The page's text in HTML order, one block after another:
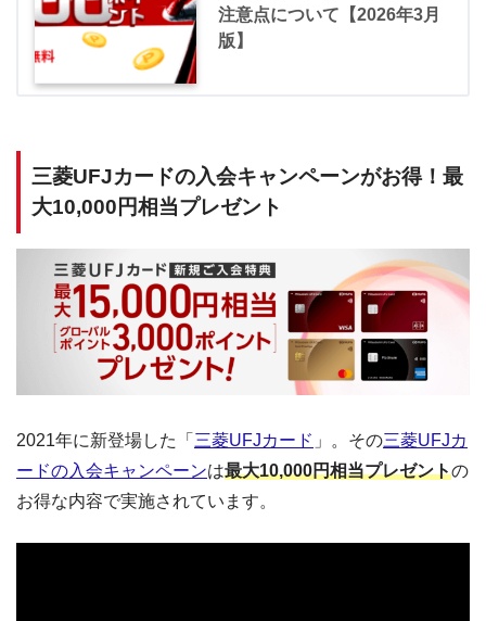
注意点について【2026年3月
版】
三菱UFJカードの入会キャンペーンがお得！最
大10,000円相当プレゼント
2021年に新登場した「 三菱UFJカード 」。その三菱UFJカ
ードの入会キャンペーンは最大10,000円相当プレゼントの
お得な内容で実施されています。